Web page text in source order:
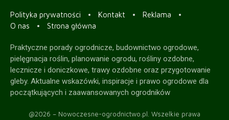
Polityka prywatności Kontakt
Reklama
O nas
Strona główna
Praktyczne porady ogrodnicze, budownictwo ogrodowe,
pielęgnacja roślin, planowanie ogrodu, rośliny ozdobne,
lecznicze i doniczkowe, trawy ozdobne oraz przygotowanie
gleby. Aktualne wskazówki, inspiracje i prawo ogrodowe dla
początkujących i zaawansowanych ogrodników
@2026 – Nowoczesne-ogrodnictwo.pl. Wszelkie prawa